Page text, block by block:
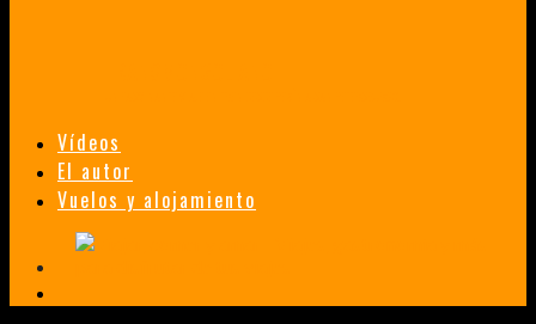
Vídeos
El autor
Vuelos y alojamiento